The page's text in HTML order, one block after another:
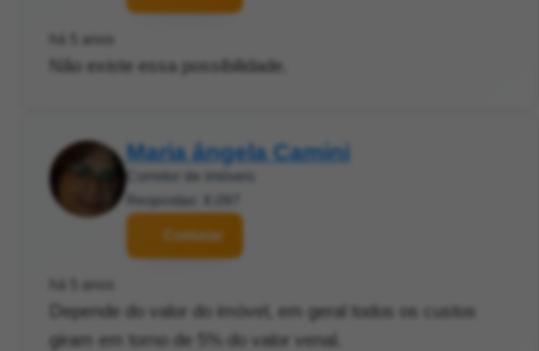
há 5 anos
Não existe essa possibilidade.
Maria ângela Camini
Corretor de imóveis
Respostas: 8.097
Contatar
há 5 anos
Depende do valor do imóvel, em geral todos os custos
giram em torno de 5% do valor venal.